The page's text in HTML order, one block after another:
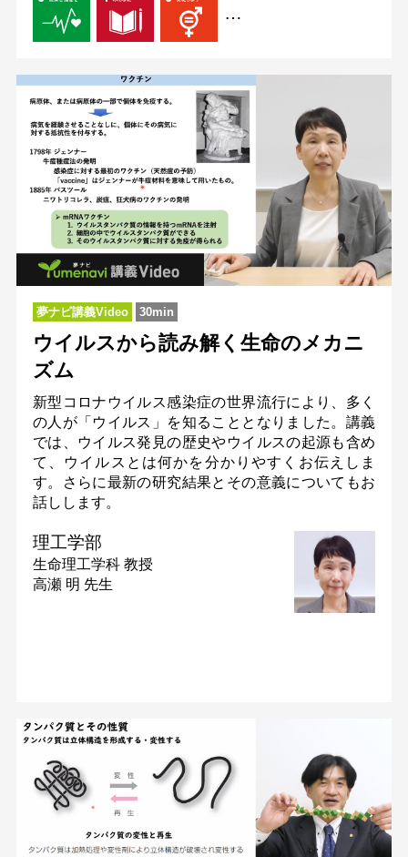
…
夢ナビ講義Video 30min
ウイルスから読み解く生命のメカニ
ズム
新型コロナウイルス感染症の世界流行により、多く
の人が「ウイルス」を知ることとなりました。講義
では、ウイルス発見の歴史やウイルスの起源も含め
て、ウイルスとは何かを分かりやすくお伝えしま
す。さらに最新の研究結果とその意義についてもお
話しします。
理工学部
生命理工学科 教授
高瀬 明 先生